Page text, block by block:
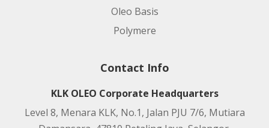
Oleo Basis
Polymere
Contact Info
KLK OLEO Corporate Headquarters
Level 8, Menara KLK, No.1, Jalan PJU 7/6, Mutiara